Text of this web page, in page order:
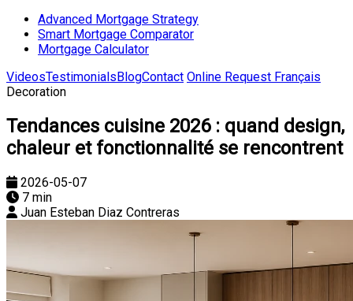
Advanced Mortgage Strategy
Smart Mortgage Comparator
Mortgage Calculator
VideosTestimonialsBlogContact Online Request Français
Decoration
Tendances cuisine 2026 : quand design,
chaleur et fonctionnalité se rencontrent
2026-05-07
7 min
Juan Esteban Diaz Contreras